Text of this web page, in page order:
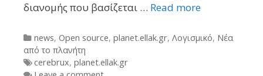
διανομής που βασίζεται … Read more
Categories
news, Open source, planet.ellak.gr, Λογισμικό, Νέα
από το πλανήτη
Tags
cerebrux, planet.ellak.gr